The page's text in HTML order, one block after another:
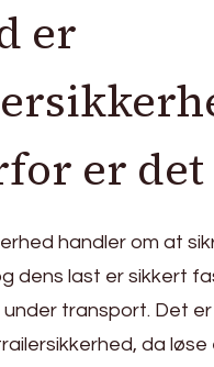
er
er det
handler om at
dens last er sikkert
transport. Det
da løse